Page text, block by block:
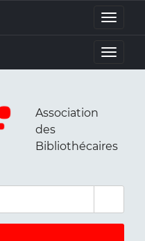
Toggle
Toggle
Association
des
Bibliothécaires